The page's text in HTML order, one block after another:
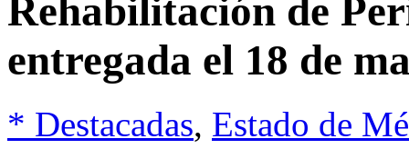
Rehabilitación de
entregada el 18 de
* Destacadas, Estado de